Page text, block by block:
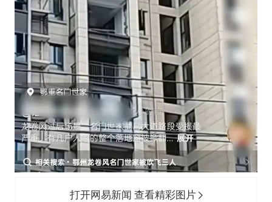
打开网易新闻 查看精彩图片